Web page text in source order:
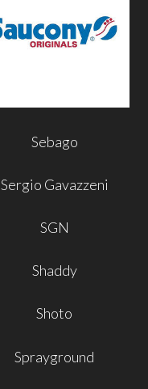
Sebago
Sergio Gavazzeni
SGN
Shaddy
Shoto
Sprayground